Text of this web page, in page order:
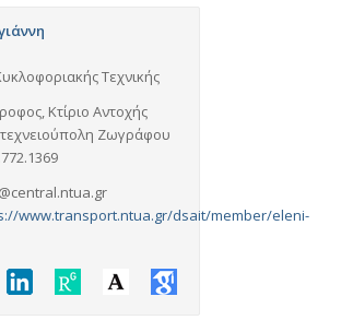
Τεχνικής
Κτίριο Αντοχής
Ζωγράφου
www.transport.ntua.gr/dsait/member/eleni-